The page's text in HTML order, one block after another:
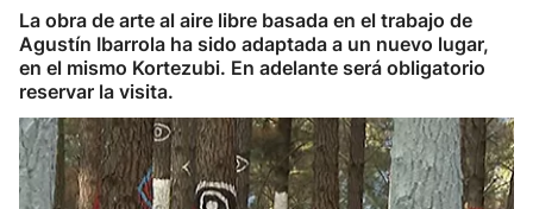
Eguraldia
La obra de arte al aire libre basada en el trabajo de
Agustín Ibarrola ha sido adaptada a un nuevo lugar,
en el mismo Kortezubi. En adelante será obligatorio
reservar la visita.